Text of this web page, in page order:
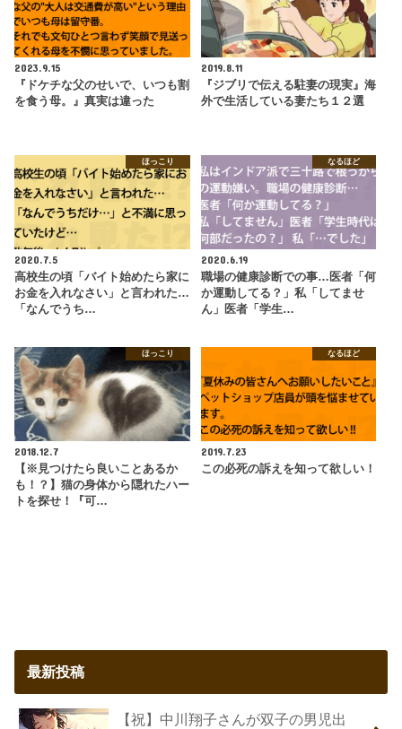
2023.9.15
『ドケチな父のせいで、いつも割
を食う母。』真実は違った
2019.8.11
『ジブリで伝える駐妻の現実』海
外で生活している妻たち１２選
ほっこり
2020.7.5
高校生の頃「バイト始めたら家に
お金を入れなさい」と言われた…
「なんでうち…
なるほど
2020.6.19
職場の健康診断での事…医者「何
か運動してる？」私「してませ
ん」医者「学生…
ほっこり
2018.12.7
【※見つけたら良いことあるか
も！？】猫の身体から隠れたハー
トを探せ！『可…
なるほど
2019.7.23
この必死の訴えを知って欲しい！
最新投稿
【祝】中川翔子さんが双子の男児出